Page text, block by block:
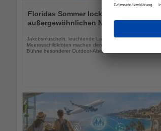
Sie
die
Nachrichten
Floridas Sommer lockt mit drei
außergewöhnlichen Naturerlebnissen
Jakobsmuscheln, leuchtende Lagunen und
Meeresschildkröten machen den Sunshine State zur
Bühne besonderer Outdoor-Abenteuer